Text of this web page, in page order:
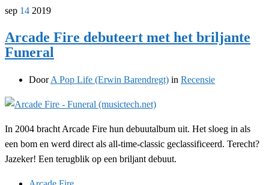
sep 14 2019
Arcade Fire debuteert met het briljante
Funeral
DoorA Pop Life (Erwin Barendregt) in Recensie
In 2004 bracht Arcade Fire hun debuutalbum uit. Het sloeg in als
een bom en werd direct als all-time-classic geclassificeerd. Terecht?
Jazeker! Een terugblik op een briljant debuut.